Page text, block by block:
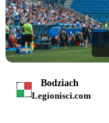
Bodziach
Legionisci.com